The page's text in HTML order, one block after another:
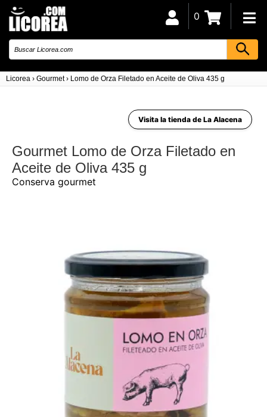
Licorea › Gourmet› Lomo de Orza Filetado en Aceite de Oliva 435 g
0
Visita la tienda de La Alacena
Gourmet Lomo de Orza Filetado en
Aceite de Oliva 435 g
Conserva gourmet